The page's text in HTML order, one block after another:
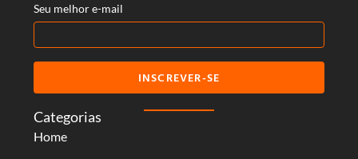
Categorias
Home
Seu melhor e-mail
INSCREVER-SE